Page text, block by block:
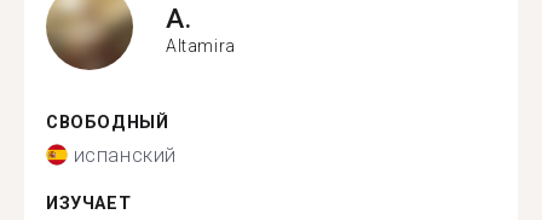
A.
Altamira
СВОБОДНЫЙ
испанский
ИЗУЧАЕТ